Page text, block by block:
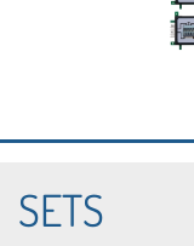
SETS